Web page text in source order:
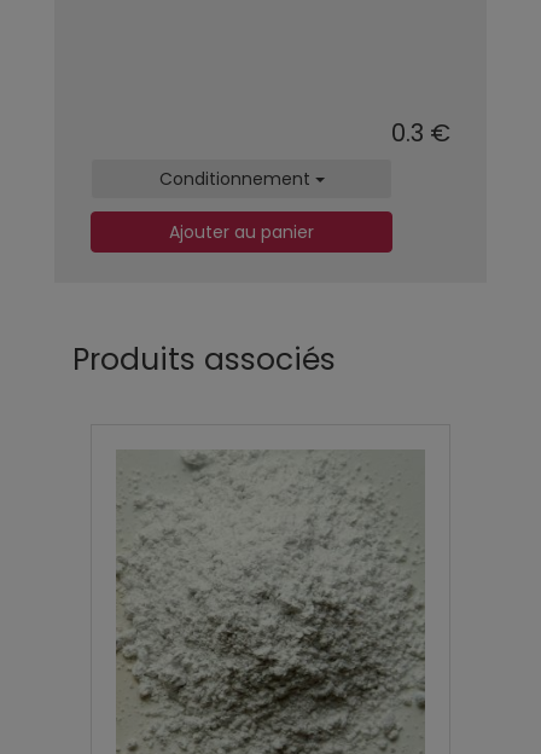
0.3 €
Conditionnement
Ajouter au panier
Produits associés